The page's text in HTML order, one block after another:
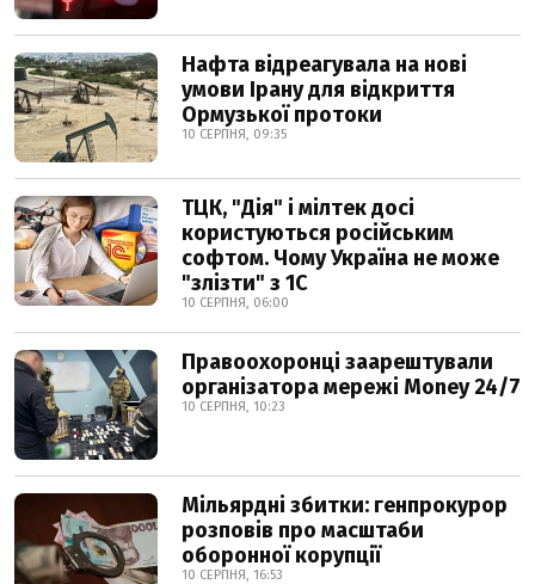
Нафта відреагувала на нові
умови Ірану для відкриття
Ормузької протоки
10 СЕРПНЯ, 09:35
ТЦК, "Дія" і мілтек досі
користуються російським
софтом. Чому Україна не може
"злізти" з 1С
10 СЕРПНЯ, 06:00
Правоохоронці заарештували
організатора мережі Money 24/7
10 СЕРПНЯ, 10:23
Мільярдні збитки: генпрокурор
розповів про масштаби
оборонної корупції
10 СЕРПНЯ, 16:53